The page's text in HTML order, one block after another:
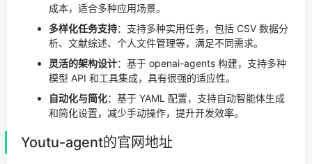
成本，适合多种应用场景。
多样化任务支持：支持多种实用任务，包括 CSV 数据分
析、文献综述、个人文件管理等，满足不同需求。
灵活的架构设计：基于 openai-agents 构建，支持多种
模型 API 和工具集成，具有很强的适应性。
自动化与简化：基于 YAML 配置，支持自动智能体生成
和简化设置，减少手动操作，提升开发效率。
Youtu-agent的官网地址